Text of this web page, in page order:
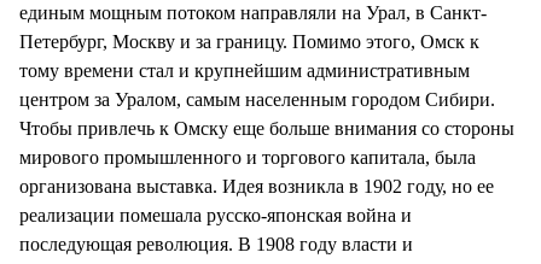
единым мощным потоком направляли на Урал, в Санкт-
Петербург, Москву и за границу. Помимо этого, Омск к
тому времени стал и крупнейшим административным
центром за Уралом, самым населенным городом Сибири.
Чтобы привлечь к Омску еще больше внимания со стороны
мирового промышленного и торгового капитала, была
организована выставка. Идея возникла в 1902 году, но ее
реализации помешала русско-японская война и
последующая революция. В 1908 году власти и